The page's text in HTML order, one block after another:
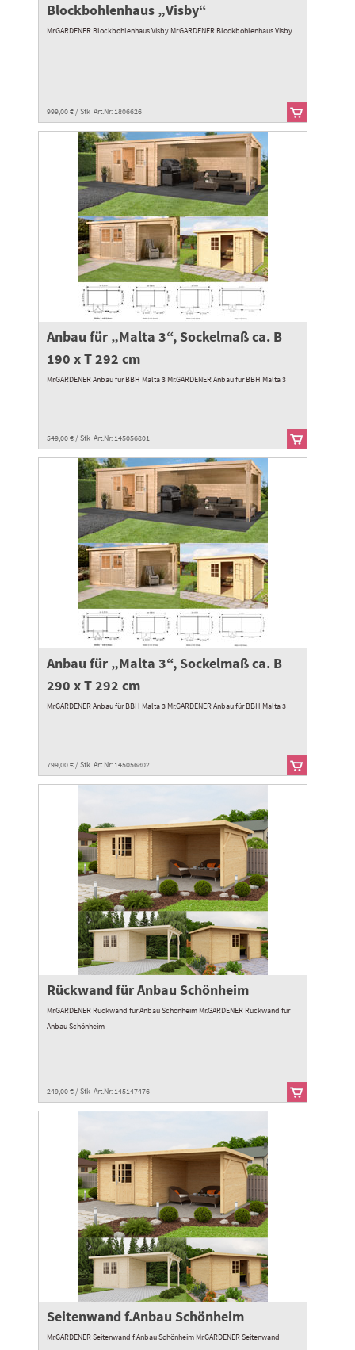
Blockbohlenhaus „Visby“
Mr.GARDENER Blockbohlenhaus Visby Mr.GARDENER Blockbohlenhaus Visby
999,00 € / Stk Art.Nr: 1806626
Anbau für „Malta 3“, Sockelmaß ca. B
190 x T 292 cm
Mr.GARDENER Anbau für BBH Malta 3 Mr.GARDENER Anbau für BBH Malta 3
549,00 € / Stk Art.Nr: 145056801
Anbau für „Malta 3“, Sockelmaß ca. B
290 x T 292 cm
Mr.GARDENER Anbau für BBH Malta 3 Mr.GARDENER Anbau für BBH Malta 3
799,00 € / Stk Art.Nr: 145056802
Rückwand für Anbau Schönheim
Mr.GARDENER Rückwand für Anbau Schönheim Mr.GARDENER Rückwand für
Anbau Schönheim
249,00 € / Stk Art.Nr: 145147476
Seitenwand f.Anbau Schönheim
Mr.GARDENER Seitenwand f.Anbau Schönheim Mr.GARDENER Seitenwand